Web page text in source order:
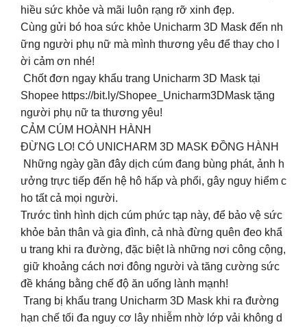
hiều sức khỏe và mãi luôn rạng rỡ xinh đẹp.
Cùng gửi bó hoa sức khỏe Unicharm 3D Mask đến nh
ững người phụ nữ mà mình thương yêu để thay cho l
ời cảm ơn nhé!
Chốt đơn ngay khẩu trang Unicharm 3D Mask tại
Shopee https://bit.ly/Shopee_Unicharm3DMask tặng
người phụ nữ ta thương yêu!
CẢM CÚM HOÀNH HÀNH
ĐỪNG LO! CÓ UNICHARM 3D MASK ĐỒNG HÀNH
Những ngày gần đây dịch cúm đang bùng phát, ảnh h
ưởng trực tiếp đến hệ hô hấp và phổi, gây nguy hiểm c
ho tất cả mọi người.
Trước tình hình dịch cúm phức tạp này, để bảo vệ sức
khỏe bản thân và gia đình, cả nhà đừng quên đeo khẩ
u trang khi ra đường, đặc biệt là những nơi công cộng,
giữ khoảng cách nơi đông người và tăng cường sức
đề kháng bằng chế độ ăn uống lành mạnh!
Trang bị khẩu trang Unicharm 3D Mask khi ra đường
hạn chế tối đa nguy cơ lây nhiễm nhờ lớp vải không d